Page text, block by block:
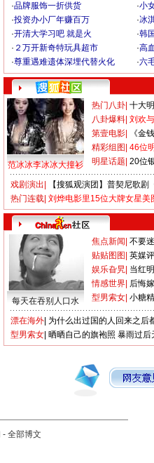
·品牌服饰一折供货 ·小
·投资办小厂年赚百万 ·冰
·开清大学习吧 就是火 ·韩
· ２万开新奇特玩具超市 ·高
·尊重遇难遗体深埋代替火化 ·六
范冰冰李冰冰大撞衫
热门八卦 十大
八卦爆料 刘欢
第壹电影
《金
精彩组图 46位
明星话题 20位
戏剧演出
【搜狐观演团】普契尼歌
热门连载 刘烨电影里15位大牌女星美
每天在吞别人口水
焦点新闻 不要
贴贴图图 英媒
娱乐旮旯 当红
情感世界 后悔
型男索女 小糖
漂在海外 为什么出过国的人回来之后
型男索女 晒晒自己的旗袍照 暴雨过后
- 全部博文